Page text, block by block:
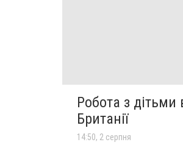
Робота з дітьми
Британії
14:50, 2 серпня